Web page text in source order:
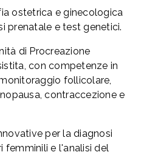
ostetrica e ginecologica
prenatale e test genetici.
di Procreazione
con competenze in
follicolare,
contraccezione e
per la diagnosi
femminili e l'analisi del